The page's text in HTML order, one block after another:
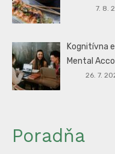
7. 8.
Kognitívna
Mental
26. 7.
Poradňa